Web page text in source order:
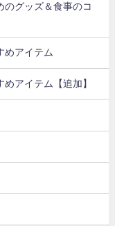
のグッズ＆食事のコ
めアイテム
アイテム【追加】